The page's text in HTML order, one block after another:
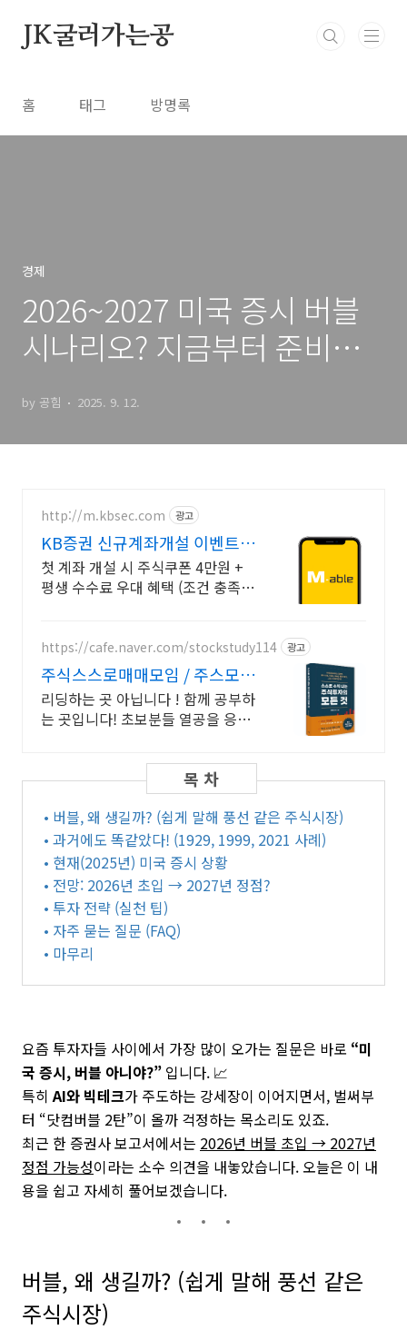
JK굴러가는공
홈 태그 방명록
경제
2026~2027 미국 증시 버블
시나리오? 지금부터 준비해
by 공힘 2025. 9. 12.
http://m.kbsec.com 광고
KB증권 신규계좌개설 이벤트
국내주식쿠폰 최대 5만원
첫 계좌 개설 시 주식쿠폰 4만원 +
평생 수수료 우대 혜택 (조건 충족
https://cafe.naver.com/stockstudy114 광고
주식스스로매매모임 / 주스모
스스로 공부법을 배웁니다 !
리딩하는 곳 아닙니다 ! 함께 공부하
는 곳입니다! 초보분들 열공을 응원
• 버블, 왜 생길까? (쉽게 말해 풍선 같은 주식시장)
• 과거에도 똑같았다! (1929, 1999, 2021 사례)
• 현재(2025년) 미국 증시 상황
• 전망: 2026년 초입 → 2027년 정점?
• 투자 전략 (실천 팁)
• 자주 묻는 질문 (FAQ)
• 마무리
요즘 투자자들 사이에서 가장 많이 오가는 질문은 바로 “미
국 증시, 버블 아니야?” 입니다. 📈
특히AI와 빅테크가 주도하는 강세장이 이어지면서, 벌써부
터 “닷컴버블 2탄”이 올까 걱정하는 목소리도 있죠.
최근 한 증권사 보고서에서는 2026년 버블 초입 → 2027년
정점 가능성이라는 소수 의견을 내놓았습니다. 오늘은 이 내
용을 쉽고 자세히 풀어보겠습니다.
버블, 왜 생길까? (쉽게 말해 풍선 같은
주식시장)